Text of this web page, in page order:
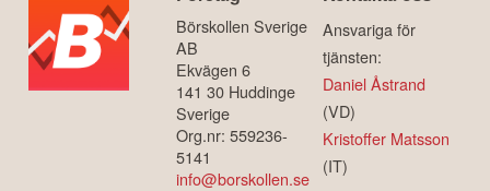
Börskollen Sverige
AB
Ekvägen 6
141 30 Huddinge
Sverige
Org.nr: 559236-
5141
info@borskollen.se
Ansvariga för
tjänsten:
Daniel Åstrand
(VD)
Kristoffer Matsson
(IT)